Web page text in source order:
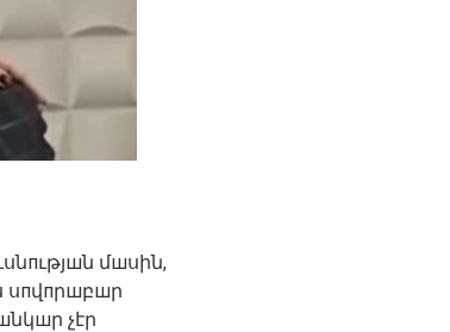
մшսին,
սпվпրшբшր
չէր